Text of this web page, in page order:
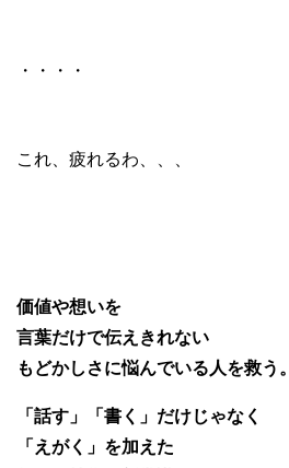
・・・・
これ、疲れるわ、、、
価値や想いを
言葉だけで伝えきれない
もどかしさに悩んでいる人を救う。
「話す」「書く」だけじゃなく
「えがく」を加えた